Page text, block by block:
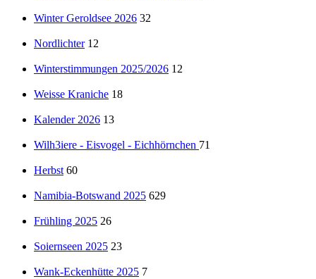
Winter Geroldsee 2026 32
Nordlichter 12
Winterstimmungen 2025/2026 12
Weisse Kraniche 18
Kalender 2026 13
Wilh3iere - Eisvogel - Eichhörnchen 71
Herbst 60
Namibia-Botswand 2025 629
Frühling 2025 26
Soiernseen 2025 23
Wank-Eckenhütte 2025 7